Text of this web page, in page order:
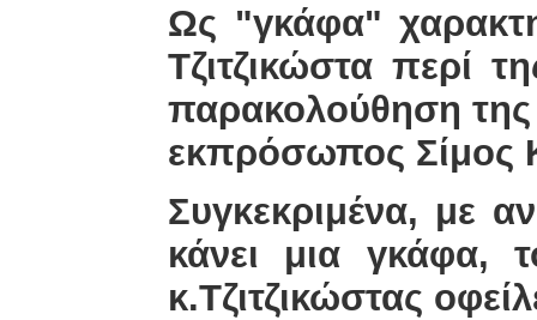
Ως "γκάφα"
Τζιτζικώστα περί
παρακολούθηση της
εκπρόσωπος Σίμος
Συγκεκριμένα, με
κάνει μια γκάφα,
κ.Τζιτζικώστας